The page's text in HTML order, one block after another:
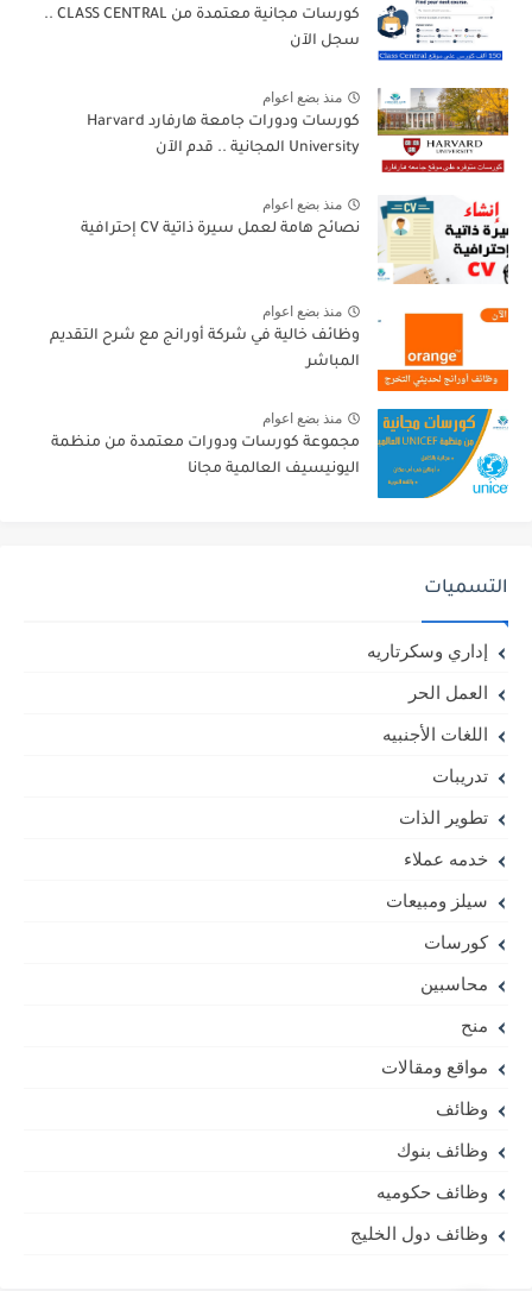
كورسات مجانية معتمدة من CLASS CENTRAL ..
سجل الآن
منذ بضع اعوام
كورسات ودورات جامعة هارفارد Harvard
University المجانية .. قدم الآن
منذ بضع اعوام
نصائح هامة لعمل سيرة ذاتية CV إحترافية
منذ بضع اعوام
وظائف خالية في شركة أورانج مع شرح التقديم
المباشر
منذ بضع اعوام
مجموعة كورسات ودورات معتمدة من منظمة
اليونيسيف العالمية مجانا
التسميات
إداري وسكرتاريه
العمل الحر
اللغات الأجنبيه
تدريبات
تطوير الذات
خدمه عملاء
سيلز ومبيعات
كورسات
محاسبين
منح
مواقع ومقالات
وظائف
وظائف بنوك
وظائف حكوميه
وظائف دول الخليج